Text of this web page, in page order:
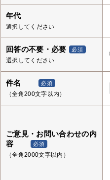
年代
選択してください
回答の不要・必要 必須
選択してください
件名 必須
（全角200文字以内）
ご意見・お問い合わせの内
容
必須
（全角2000文字以内）